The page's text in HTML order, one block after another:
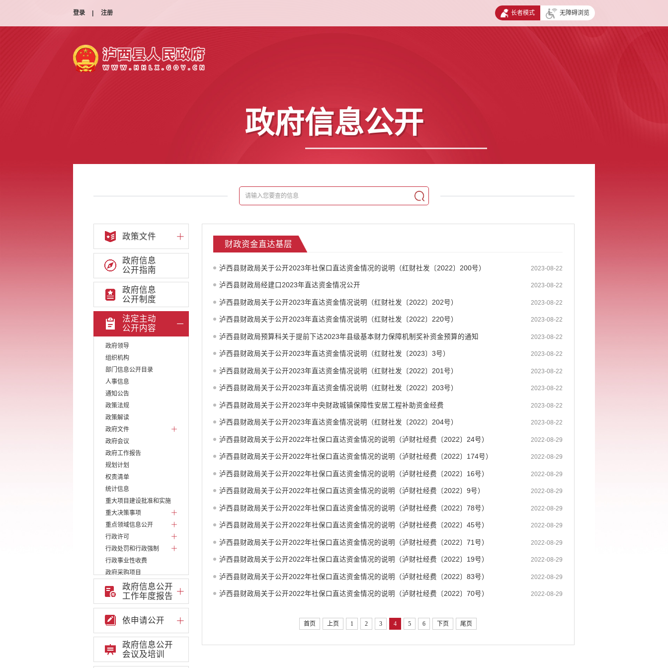
登录 注册 长者模式 无障碍浏览
政府信息公开
政策文件
政府信息
公开指南
政府信息
公开制度
法定主动
公开内容
政府领导
组织机构
部门信息公开目录
人事信息
通知公告
政策法规
政策解读
政府文件
政府会议
政府工作报告
规划计划
权责清单
统计信息
重大项目建设批准和实施
重大决策事项
重点领域信息公开
行政许可
行政处罚和行政强制
行政事业性收费
政府采购项目
建议提案办理答复
减税降费
财政资金直达基层
财政预决算
乡村振兴
公务员管理
疫情防控
政府信息公开
工作年度报告
依申请公开
政府信息公开
会议及培训
财政资金直达基层
泸西县财政局关于公开2023年社保口直达资金情况的说明（红财社发〔2022〕200号） 2023-08-22
泸西县财政局经建口2023年直达资金情况公开 2023-08-22
泸西县财政局关于公开2023年直达资金情况说明（红财社发〔2022〕202号） 2023-08-22
泸西县财政局关于公开2023年直达资金情况说明（红财社发〔2022〕220号） 2023-08-22
泸西县财政局预算科关于提前下达2023年县级基本财力保障机制奖补资金预算的通知 2023-08-22
泸西县财政局关于公开2023年直达资金情况说明（红财社发〔2023〕3号） 2023-08-22
泸西县财政局关于公开2023年直达资金情况说明（红财社发〔2022〕201号） 2023-08-22
泸西县财政局关于公开2023年直达资金情况说明（红财社发〔2022〕203号） 2023-08-22
泸西县财政局关于公开2023年中央财政城镇保障性安居工程补助资金经费 2023-08-22
泸西县财政局关于公开2023年直达资金情况说明（红财社发〔2022〕204号） 2023-08-22
泸西县财政局关于公开2022年社保口直达资金情况的说明（泸财社经费〔2022〕24号） 2022-08-29
泸西县财政局关于公开2022年社保口直达资金情况的说明（泸财社经费〔2022〕174号） 2022-08-29
泸西县财政局关于公开2022年社保口直达资金情况的说明（泸财社经费〔2022〕16号） 2022-08-29
泸西县财政局关于公开2022年社保口直达资金情况的说明（泸财社经费〔2022〕9号） 2022-08-29
泸西县财政局关于公开2022年社保口直达资金情况的说明（泸财社经费〔2022〕78号） 2022-08-29
泸西县财政局关于公开2022年社保口直达资金情况的说明（泸财社经费〔2022〕45号） 2022-08-29
泸西县财政局关于公开2022年社保口直达资金情况的说明（泸财社经费〔2022〕71号） 2022-08-29
泸西县财政局关于公开2022年社保口直达资金情况的说明（泸财社经费〔2022〕19号） 2022-08-29
泸西县财政局关于公开2022年社保口直达资金情况的说明（泸财社经费〔2022〕83号） 2022-08-29
泸西县财政局关于公开2022年社保口直达资金情况的说明（泸财社经费〔2022〕70号） 2022-08-29
首页 上页 1 2 3 4 5 6 下页 尾页